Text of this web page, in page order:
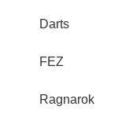
Darts
FEZ
Ragnarok